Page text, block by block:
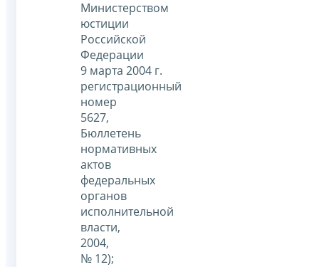
Министерством
юстиции
Российской
Федерации
9 марта 2004 г.
регистрационный
номер
5627,
Бюллетень
нормативных
актов
федеральных
органов
исполнительной
власти,
2004,
№ 12);